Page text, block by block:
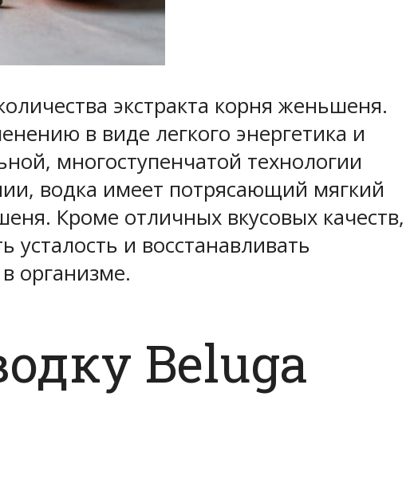
экстракта корня женьшеня.
в виде легкого энергетика и
многоступенчатой технологии
водка имеет потрясающий мягкий
Кроме отличных вкусовых качеств,
и восстанавливать
организме.
Beluga